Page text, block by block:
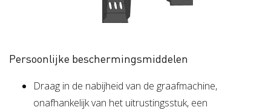
Persoonlijke beschermingsmiddelen
Draag in de nabijheid van de graafmachine,
onafhankelijk van het uitrustingsstuk, een